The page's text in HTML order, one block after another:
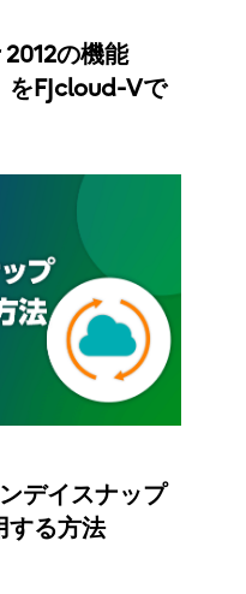
の機能
をFJcloud-Vで
デイスナップ
する方法